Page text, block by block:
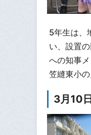
5年生は、
い、設置
への知事
笠縫東小
3月10